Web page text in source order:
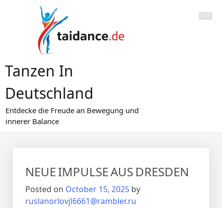
Tanzen In
Deutschland
Entdecke die Freude an Bewegung und
innerer Balance
NEUE IMPULSE AUS DRESDEN
Posted on October 15, 2025 by
ruslanorlovjl6661@rambler.ru